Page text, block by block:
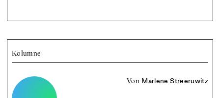
Kolumne
von Marlene Streeruwitz